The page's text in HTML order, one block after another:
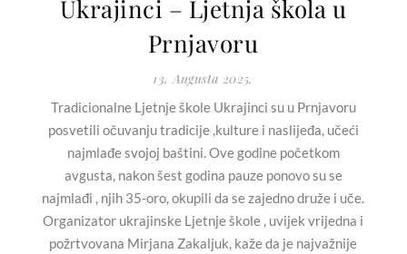
Ukrajinci – Ljetnja škola u
Prnjavoru
13. Augusta 2025.
Tradicionalne Ljetnje škole Ukrajinci su u Prnjavoru
posvetili očuvanju tradicije ,kulture i naslijeđa, učeći
najmlađe svojoj baštini. Ove godine početkom
avgusta, nakon šest godina pauze ponovo su se
najmlađi , njih 35-oro, okupili da se zajedno druže i uče.
Organizator ukrajinske Ljetnje škole , uvijek vrijedna i
požrtvovana Mirjana Zakaljuk, kaže da je najvažnije